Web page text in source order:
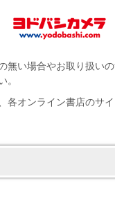
無い場合やお取り扱い
。
各オンライン書店のサ